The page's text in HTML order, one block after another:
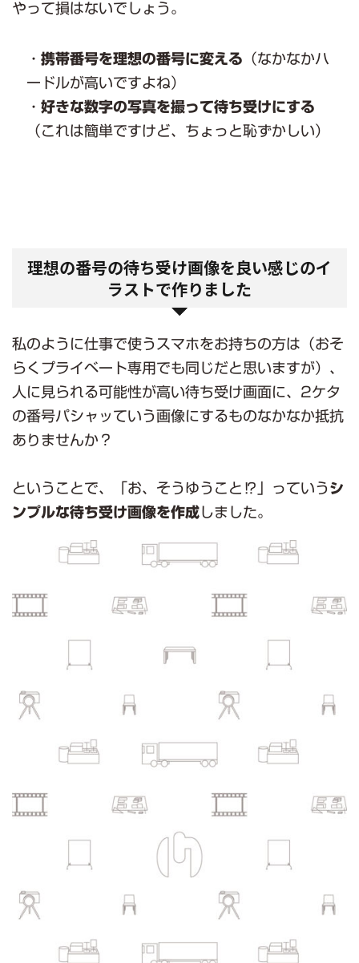
やって損はないでしょう。
・ 携帯番号を理想の番号に変える （なかなかハ
ードルが高いですよね）
・ 好きな数字の写真を撮って待ち受けにする
（これは簡単ですけど、ちょっと恥ずかしい）
理想の番号の待ち受け画像を良い感じのイ
ラストで作りました
私のように仕事で使うスマホをお持ちの方は（おそ
らくプライベート専用でも同じだと思いますが）、
人に見られる可能性が高い待ち受け画面に、2ケタ
の番号パシャッていう画像にするものなかなか抵抗
ありませんか？
ということで、「お、そうゆうこと⁉」っていうシ
ンプルな待ち受け画像を作成しました。